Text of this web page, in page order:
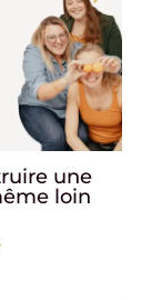
une
loin